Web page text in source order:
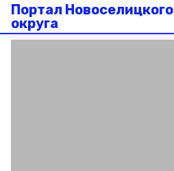
Портал Новоселицкого
округа